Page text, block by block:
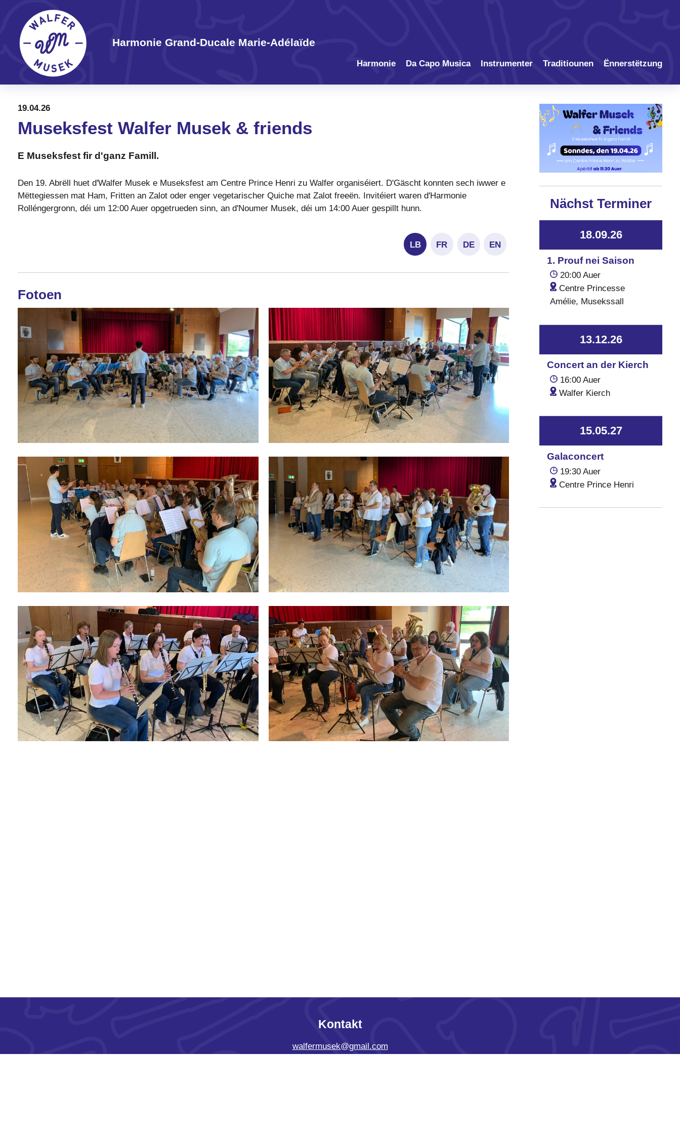
Harmonie Grand-Ducale Marie-Adélaïde
Harmonie Da Capo Musica Instrumenter Traditiounen Ënnerstëtzung
19.04.26
Museksfest Walfer Musek & friends
E Museksfest fir d'ganz Famill.
Den 19. Abrëll huet d'Walfer Musek e Museksfest am Centre Prince Henri zu Walfer organiséiert. D'Gäscht konnten sech iwwer e
Mëttegiessen mat Ham, Fritten an Zalot oder enger vegetarischer Quiche mat Zalot freeën. Invitéiert waren d'Harmonie
Rolléngergronn, déi um 12:00 Auer opgetrueden sinn, an d'Noumer Musek, déi um 14:00 Auer gespillt hunn.
LB FR DE EN
Fotoen
Nächst Terminer
18.09.26
1. Prouf nei Saison
20:00 Auer
Centre Princesse
Amélie, Musekssall
13.12.26
Concert an der Kierch
16:00 Auer
Walfer Kierch
15.05.27
Galaconcert
19:30 Auer
Centre Prince Henri
Kontakt
walfermusek@gmail.com